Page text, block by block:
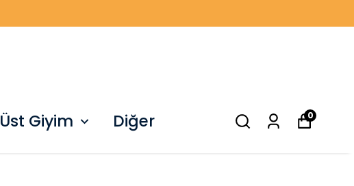
Üst Giyim Diğer 0